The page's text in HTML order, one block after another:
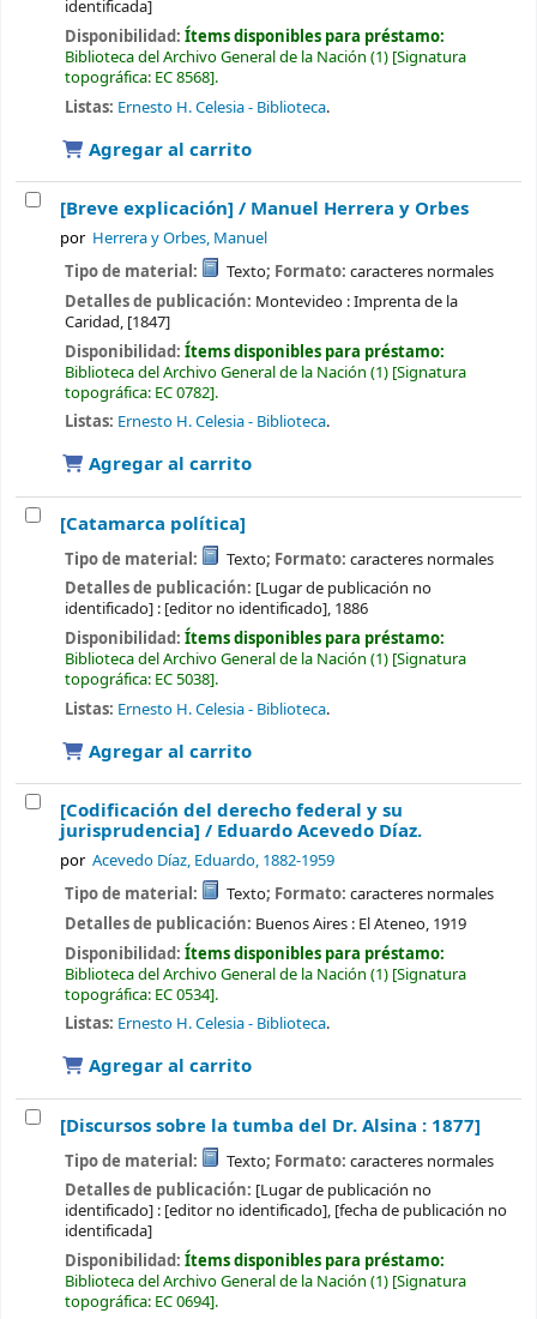
identificada]
Disponibilidad: Ítems disponibles para préstamo:
Biblioteca del Archivo General de la Nación (1) Signatura
topográfica: EC 8568 .
Listas: Ernesto H. Celesia - Biblioteca.
Agregar al carrito
[Breve explicación] / Manuel Herrera y Orbes
por Herrera y Orbes, Manuel
Tipo de material: Texto; Formato:caracteres normales
Detalles de publicación: Montevideo :Imprenta de la
Caridad, [1847]
Disponibilidad: Ítems disponibles para préstamo:
Biblioteca del Archivo General de la Nación (1) Signatura
topográfica: EC 0782 .
Listas: Ernesto H. Celesia - Biblioteca.
Agregar al carrito
[Catamarca política]
Tipo de material: Texto; Formato:caracteres normales
Detalles de publicación: [Lugar de publicación no
identificado] : [editor no identificado], 1886
Disponibilidad: Ítems disponibles para préstamo:
Biblioteca del Archivo General de la Nación (1) Signatura
topográfica: EC 5038 .
Listas: Ernesto H. Celesia - Biblioteca.
Agregar al carrito
[Codificación del derecho federal y su
jurisprudencia] / Eduardo Acevedo Díaz.
por Acevedo Díaz, Eduardo, 1882-1959
Tipo de material: Texto; Formato:caracteres normales
Detalles de publicación: Buenos Aires : El Ateneo, 1919
Disponibilidad: Ítems disponibles para préstamo:
Biblioteca del Archivo General de la Nación (1) Signatura
topográfica: EC 0534 .
Listas: Ernesto H. Celesia - Biblioteca.
Agregar al carrito
[Discursos sobre la tumba del Dr. Alsina : 1877]
Tipo de material: Texto; Formato:caracteres normales
Detalles de publicación: [Lugar de publicación no
identificado] : [editor no identificado], [fecha de publicación no
identificada]
Disponibilidad: Ítems disponibles para préstamo:
Biblioteca del Archivo General de la Nación (1) Signatura
topográfica: EC 0694 .